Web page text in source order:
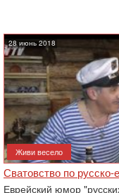
28 июнь 2018
Живи весело
Сватовство по русско-
Еврейский юмор